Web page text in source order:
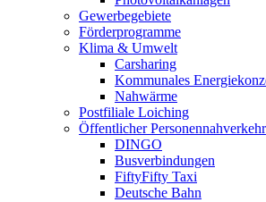
Gewerbegebiete
Förderprogramme
Klima & Umwelt
Carsharing
Kommunales
Nahwärme
Postfiliale Loiching
Öffentlicher Personennahverkehr
DINGO
Busverbindungen
FiftyFifty Taxi
Deutsche Bahn